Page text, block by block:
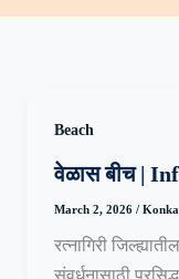
Beach
वेळास बीच |
March 2, 2026 /
रत्नागिरी
संवर्धनासाठी